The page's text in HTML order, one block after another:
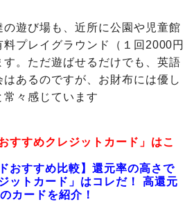
遊び場も、近所に公園や児童館
プレイグラウンド（１回2000円
。ただ遊ばせるだけでも、英語
あるのですが、お財布には優し
々感じています
すすめクレジットカード」はこ
おすすめ比較】還元率の高さで
ットカード」はコレだ！ 高還元
カードを紹介！